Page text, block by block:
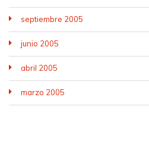
septiembre 2005
junio 2005
abril 2005
marzo 2005